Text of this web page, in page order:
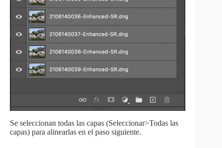
Se seleccionan todas las capas (Seleccionar>Todas las
capas) para alinearlas en el paso siguiente.